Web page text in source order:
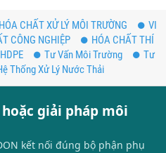
HÓA CHẤT XỬ LÝ MÔI TRƯỜNG
VI
CÔNG NGHIỆP
HÓA CHẤT THÍ
Tư Vấn Môi Trường
Tư
Thống Xử Lý Nước Thải
giải pháp môi
kết nối đúng bộ phận phụ